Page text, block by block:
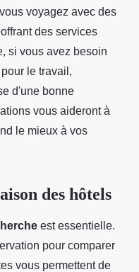
voyagez avec des
des services
si vous avez besoin
le travail,
d'une bonne
vous aideront à
le mieux à vos
des hôtels
est essentielle.
pour comparer
vous permettent de